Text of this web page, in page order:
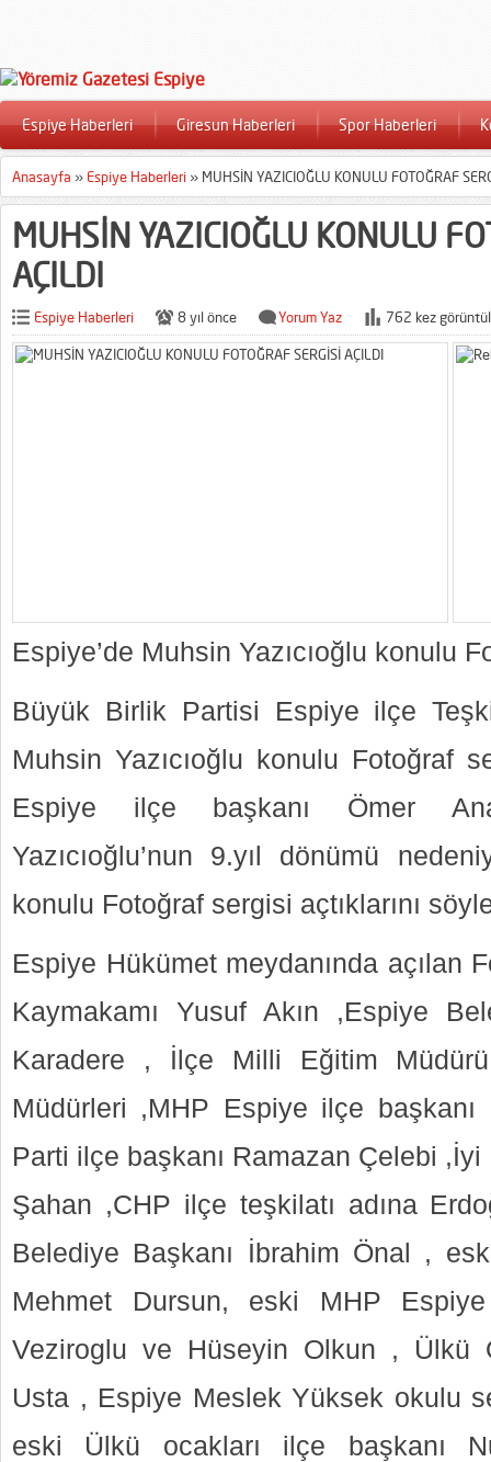
Espiye Haberleri Giresun Haberleri Spor Haberleri
Anasayfa » Espiye Haberleri » MUHSİN YAZICIOĞLU KONULU FOTOĞRAF
MUHSİN YAZICIOĞLU KONULU
AÇILDI
Espiye Haberleri 8 yıl önce Yorum Yaz 762 kez
Espiye’de Muhsin Yazıcıoğlu konulu
Büyük Birlik Partisi Espiye ilçe
Muhsin Yazıcıoğlu konulu Fotoğraf
Espiye ilçe başkanı Ömer
Yazıcıoğlu’nun 9.yıl dönümü
konulu Fotoğraf sergisi açtıklarını
Espiye Hükümet meydanında açılan
Kaymakamı Yusuf Akın ,Espiye
Karadere , İlçe Milli Eğitim
Müdürleri ,MHP Espiye ilçe
Parti ilçe başkanı Ramazan Çelebi
Şahan ,CHP ilçe teşkilatı adına
Belediye Başkanı İbrahim Önal ,
Mehmet Dursun, eski MHP
Veziroglu ve Hüseyin Olkun , Ülkü
Usta , Espiye Meslek Yüksek okulu
eski Ülkü ocakları ilçe başkanı